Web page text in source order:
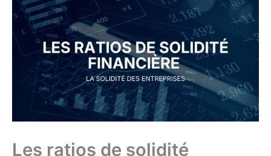
Les ratios de solidité